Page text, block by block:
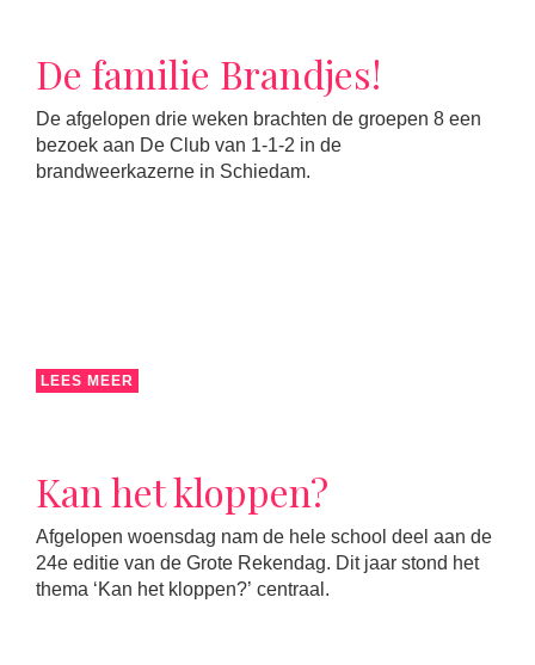
De familie Brandjes!
De afgelopen drie weken brachten de groepen 8 een
bezoek aan De Club van 1-1-2 in de
brandweerkazerne in Schiedam.
LEES MEER
Kan het kloppen?
Afgelopen woensdag nam de hele school deel aan de
24e editie van de Grote Rekendag. Dit jaar stond het
thema ‘Kan het kloppen?’ centraal.